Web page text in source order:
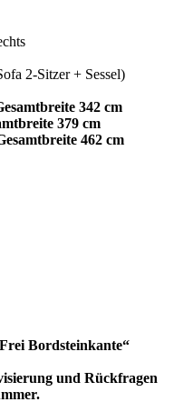
2-Sitzer + Sessel)
342 cm
379 cm
462 cm
Bordsteinkante“
und Rückfragen